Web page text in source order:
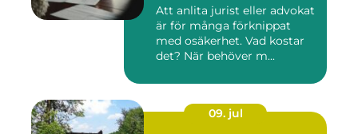
Att anlita jurist eller advokat
är för många förknippat
med osäkerhet. Vad kostar
det? När behöver m...
09. jul